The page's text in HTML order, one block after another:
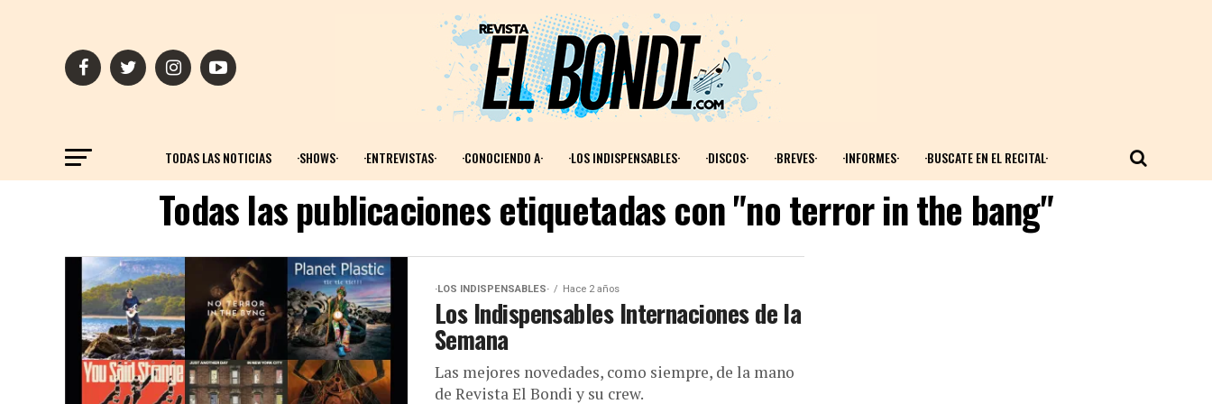
TODAS LAS NOTICIAS ·SHOWS· ·ENTREVISTAS· ·CONOCIENDO A· ·LOS INDISPENSABLES· ·DISCOS· ·BREVES· ·INFORMES· ·BUSCATE EN EL RECITAL·
Todas las publicaciones etiquetadas con "no terror in the bang"
·LOS INDISPENSABLES· Hace 2 años
Los Indispensables Internaciones de la
Semana
Las mejores novedades, como siempre, de la mano
de Revista El Bondi y su crew.